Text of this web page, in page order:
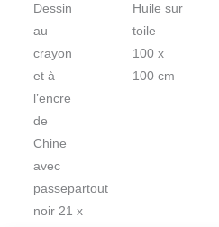
Dessin
au
crayon
et à
l’encre
de
Chine
avec
passepartout
noir 21 x
Huile sur
toile
100 x
100 cm